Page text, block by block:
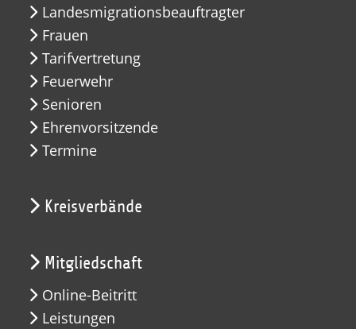
Landesmigrationsbeauftragter
Frauen
Tarifvertretung
Feuerwehr
Senioren
Ehrenvorsitzende
Termine
Kreisverbände
Mitgliedschaft
Online-Beitritt
Leistungen